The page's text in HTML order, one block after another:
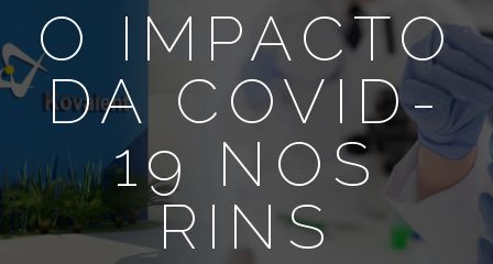
O IMPACTO
DA COVID-
19 NOS
RINS